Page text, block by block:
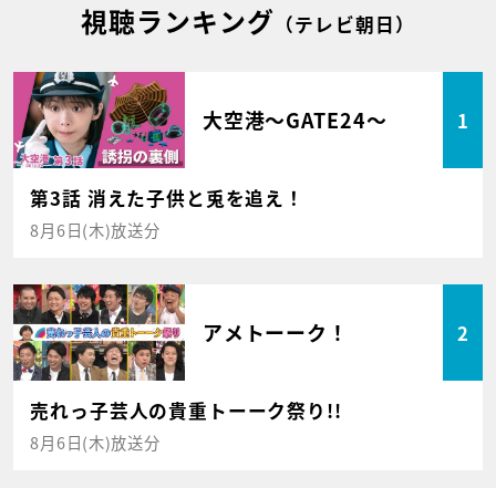
視聴ランキング （テレビ朝日）
大空港～GATE24～ 1
第3話 消えた子供と兎を追え！
8月6日(木)放送分
アメトーーク！ 2
売れっ子芸人の貴重トーーク祭り!!
8月6日(木)放送分